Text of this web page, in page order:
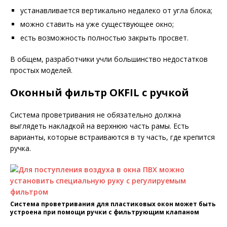
устанавливается вертикально недалеко от угла блока;
можно ставить на уже существующее окно;
есть возможность полностью закрыть просвет.
В общем, разработчики учли большинство недостатков
простых моделей.
Оконный фильтр OKFIL с ручкой
Система проветривания не обязательно должна
выглядеть накладкой на верхнюю часть рамы. Есть
варианты, которые встраиваются в ту часть, где крепится
ручка.
Система проветривания для пластиковых окон может быть
устроена при помощи ручки с фильтрующим клапаном